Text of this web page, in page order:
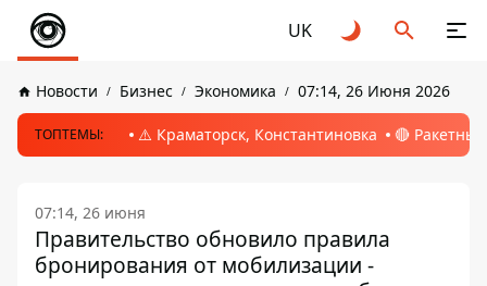
UK
Новости Бизнес Экономика 07:14, 26 Июня 2026
ТОПТЕМЫ: ⚠️ Краматорск, Константиновка 🔴
07:14, 26 июня
Правительство обновило правила
бронирования от мобилизации -